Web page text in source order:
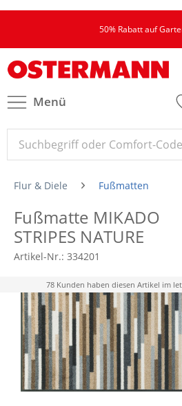
50% Rabatt auf
Menü
Flur & Diele Fußmatten
Fußmatte MIKADO
STRIPES NATURE
Artikel-Nr.: 334201
78 Kunden haben diesen Artikel im